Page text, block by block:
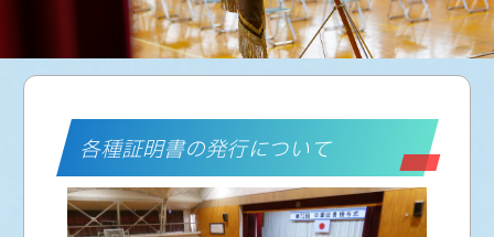
各種証明書の発行について